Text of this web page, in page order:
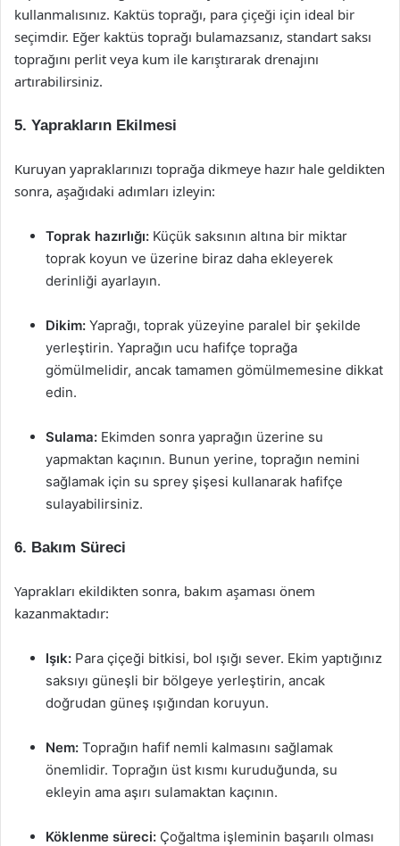
kullanmalısınız. Kaktüs toprağı, para çiçeği için ideal bir
seçimdir. Eğer kaktüs toprağı bulamazsanız, standart saksı
toprağını perlit veya kum ile karıştırarak drenajını
artırabilirsiniz.
5. Yaprakların Ekilmesi
Kuruyan yapraklarınızı toprağa dikmeye hazır hale geldikten
sonra, aşağıdaki adımları izleyin:
Toprak hazırlığı: Küçük saksının altına bir miktar
toprak koyun ve üzerine biraz daha ekleyerek
derinliği ayarlayın.
Dikim: Yaprağı, toprak yüzeyine paralel bir şekilde
yerleştirin. Yaprağın ucu hafifçe toprağa
gömülmelidir, ancak tamamen gömülmemesine dikkat
edin.
Sulama: Ekimden sonra yaprağın üzerine su
yapmaktan kaçının. Bunun yerine, toprağın nemini
sağlamak için su sprey şişesi kullanarak hafifçe
sulayabilirsiniz.
6. Bakım Süreci
Yaprakları ekildikten sonra, bakım aşaması önem
kazanmaktadır:
Işık: Para çiçeği bitkisi, bol ışığı sever. Ekim yaptığınız
saksıyı güneşli bir bölgeye yerleştirin, ancak
doğrudan güneş ışığından koruyun.
Nem: Toprağın hafif nemli kalmasını sağlamak
önemlidir. Toprağın üst kısmı kuruduğunda, su
ekleyin ama aşırı sulamaktan kaçının.
Köklenme süreci: Çoğaltma işleminin başarılı olması